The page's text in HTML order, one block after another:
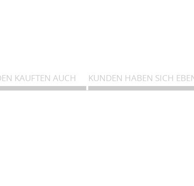
KAUFTEN AUCH KUNDEN HABEN SICH